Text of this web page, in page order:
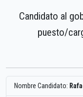
Candidato al
puesto/
Nombre Candidato: